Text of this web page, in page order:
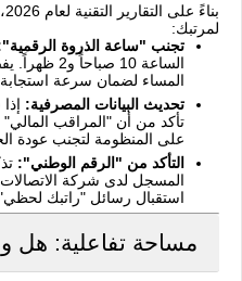
لمرتبك:
تجنب "ساعة الذروة
الساعة 10
المساء لضمان سرعة استجابة
تحديث البيانات المصرفية:
على المنظومة لتجنب عودة
التأكد من "الرقم الوطني":
المسجل لدى شركة الاتصالات
استقبال رسائل "راتبك
مساحة تفاعلية: هل